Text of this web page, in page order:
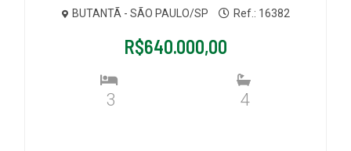
BUTANTÃ - SÃO PAULO/SP Ref.: 16382
R$640.000,00
3 4